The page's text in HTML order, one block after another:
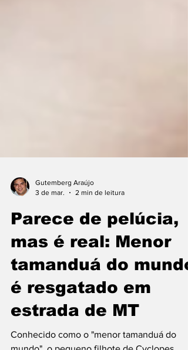
Parece de pelúcia,
mas é real: Menor
tamanduá do mundo
é resgatado em